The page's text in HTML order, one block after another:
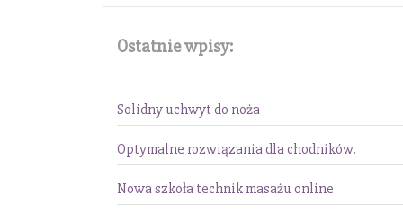
Ostatnie wpisy:
Solidny uchwyt do noża
Optymalne rozwiązania dla chodników.
Nowa szkoła technik masażu online